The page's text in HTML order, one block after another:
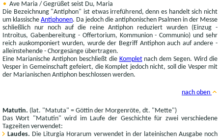
Ave Maria / Gegrüßet seist Du, Maria
Die Bezeichnung "Antiphon" ist etwas irreführend, denn es handelt sich nicht
um klassische Antiphonen. Da jedoch die antiphonischen Psalmen in der Messe
schließlich nur noch auf die reine Antiphon reduziert wurden (Einzug -
Introitus, Gabenbereitung - Offertorium, Kommunion - Communio) und sehr
reich auskomponiert wurden, wurde der Begriff Antiphon auch auf andere -
alleinstehende - Chorgesänge übertragen.
Eine Marianische Antiphon beschließt die Kompletnach dem Segen. Wird die
Vesper in Gemeinschaft gefeiert, die Komplet jedoch nicht, soll die Vesper mit
der Marianischen Antiphon beschlossen werden.
nach oben
Matutin. (lat. "Matuta" = Göttin der Morgenröte, dt. "Mette")
Das Wort "Matutin" wird im Laufe der Geschichte für zwei verschiedene
Tagzeiten verwendet:
Laudes. Die Liturgia Horarum verwendet in der lateinischen Ausgabe noch